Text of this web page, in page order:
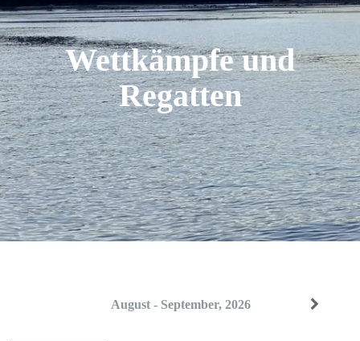
Wettkämpfe und
Regatten
August - September, 2026